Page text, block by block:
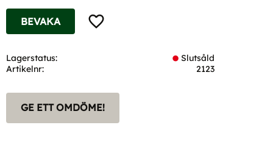
Lägg till i favoriter
BEVAKA
Lagerstatus
Slutsåld
Artikelnr
2123
GE ETT OMDÖME!